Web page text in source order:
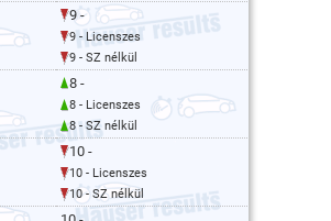
9 -
9 - Licenszes
9 - SZ nélkül
8 -
8 - Licenszes
8 - SZ nélkül
10 -
10 - Licenszes
10 - SZ nélkül